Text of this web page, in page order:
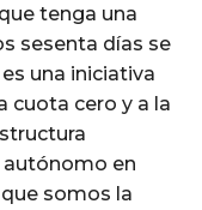
tenga una
sesenta días se
una iniciativa
cuota cero y a la
autónomo en
somos la